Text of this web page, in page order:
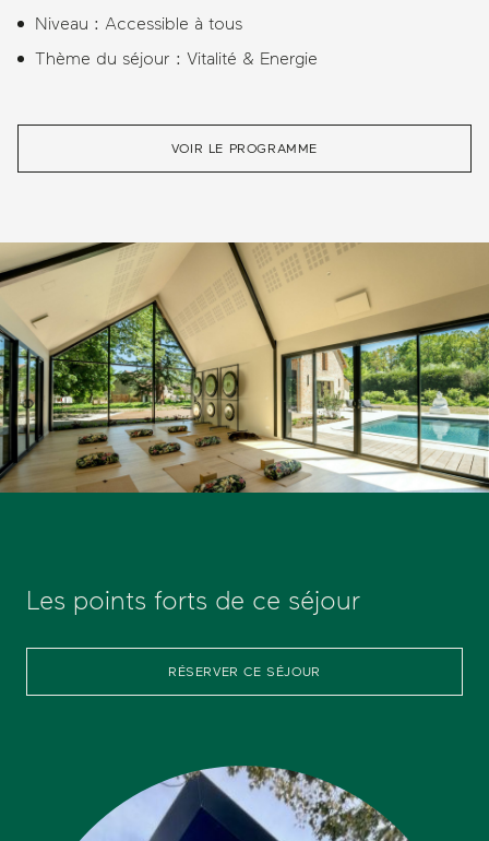
Niveau : Accessible à tous
Thème du séjour : Vitalité & Energie
VOIR LE PROGRAMME
Les points forts de ce séjour
RÉSERVER CE SÉJOUR